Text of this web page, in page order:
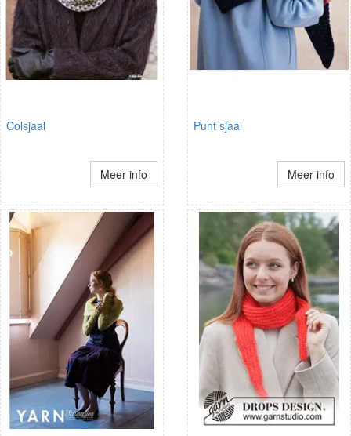
Colsjaal
Meer info
Punt sjaal
Meer info